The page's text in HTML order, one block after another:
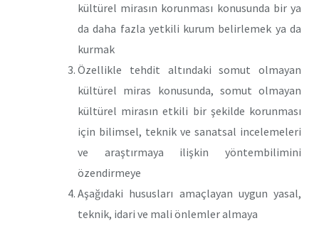
kültürel mirasın korunması konusunda bir ya
da daha fazla yetkili kurum belirlemek ya da
kurmak
Özellikle tehdit altındaki somut olmayan
kültürel miras konusunda, somut olmayan
kültürel mirasın etkili bir şekilde korunması
için bilimsel, teknik ve sanatsal incelemeleri
ve araştırmaya ilişkin yöntembilimini
özendirmeye
Aşağıdaki hususları amaçlayan uygun yasal,
teknik, idari ve mali önlemler almaya